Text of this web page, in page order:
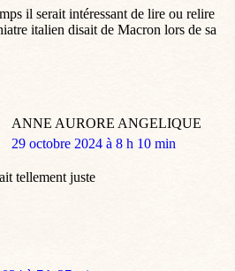
il serait intéressant de lire ou relire
italien disait de Macron lors de sa
ANNE AURORE ANGELIQUE
dit
29 octobre 2024 à 8 h 10 min
tellement juste